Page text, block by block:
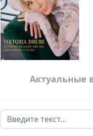
Актуальные
Поиск